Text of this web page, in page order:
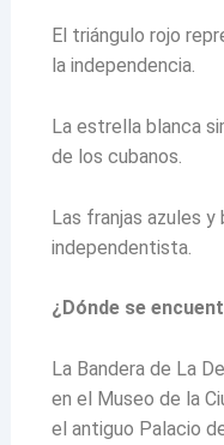
El triángulo rojo
la independencia.
La estrella blanca
de los cubanos.
Las franjas azules
independentista.
¿Dónde se
La Bandera de La
en el Museo de la
el antiguo Palacio